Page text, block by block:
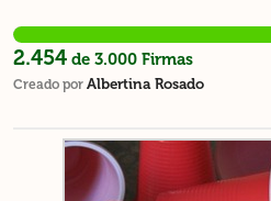
2.454 de 3.000 Firmas
Creado por Albertina Rosado